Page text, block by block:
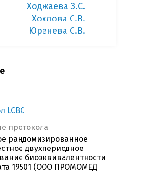
Ходжаева З.С.
Хохлова С.В.
Юренева С.В.
LCBC
протокола
рандомизированное
двухпериодное
биоэквивалентности
19501 (ООО ПРОМОМЕД